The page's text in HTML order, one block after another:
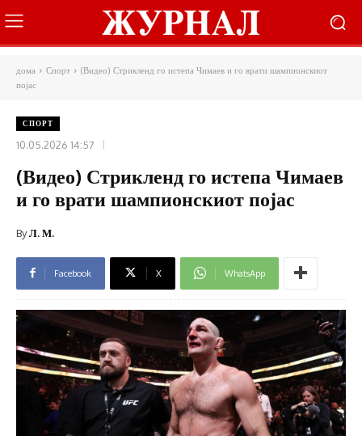
дома Спорт
(Видео) Стрикленд го истепа Чимаев и го врати шампионскиот
појас
СПОРТ
10.05.2026 14:57
(Видео) Стрикленд го истепа Чимаев
и го врати шампионскиот појас
ByЛ. М.
Facebook X WhatsApp